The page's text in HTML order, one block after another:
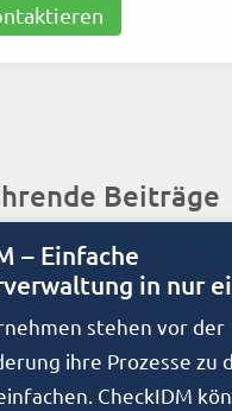
Beiträge
– Einfache
in nur
stehen vor der
ihre Prozesse zu
CheckIDM